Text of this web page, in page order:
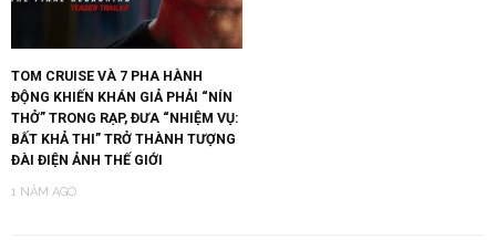
TOM CRUISE VÀ 7 PHA HÀNH
ĐỘNG KHIẾN KHÁN GIẢ PHẢI “NÍN
THỞ” TRONG RẠP, ĐƯA “NHIỆM VỤ:
BẤT KHẢ THI” TRỞ THÀNH TƯỢNG
ĐÀI ĐIỆN ẢNH THẾ GIỚI
1 NĂM AGO